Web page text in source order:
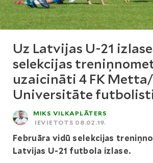
Uz Latvijas U-21
selekcijas
uzaicināti 4 FK
Universitāte
MIKS VILKAPLĀTERS
IEVIETOTS 08.02.19.
Februāra vidū selekcijas
Latvijas U-21 futbola izlase.